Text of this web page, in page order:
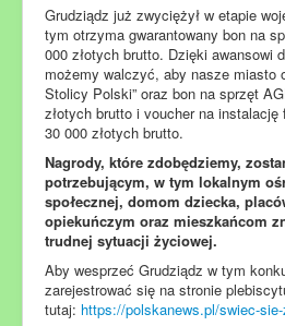
Grudziądz już zwyciężył w etapie
tym otrzyma gwarantowany bon na
000 złotych brutto. Dzięki awansowi
możemy walczyć, aby nasze miasto
Stolicy Polski” oraz bon na sprzęt
złotych brutto i voucher na
30 000 złotych brutto.
Nagrody, które zdobędziemy,
potrzebującym, w tym lokalnym
społecznej, domom dziecka,
opiekuńczym oraz mieszkańcom
trudnej sytuacji życiowej.
Aby wesprzeć Grudziądz w tym
zarejestrować się na stronie
tutaj: https://polskanews.pl/swiec-